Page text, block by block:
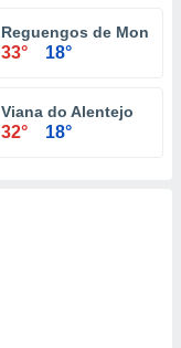
Reguengos de
33° 18°
Viana do Alentejo
32° 18°